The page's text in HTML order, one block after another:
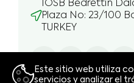
IOSB Bedrettin
Plaza No: 23/100
TURKEY
Este sitio web utiliza
servicios y analizar el